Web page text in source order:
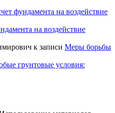
фундамента на воздействие
на воздействие
к записи Меры борьбы
грунтовые условия: